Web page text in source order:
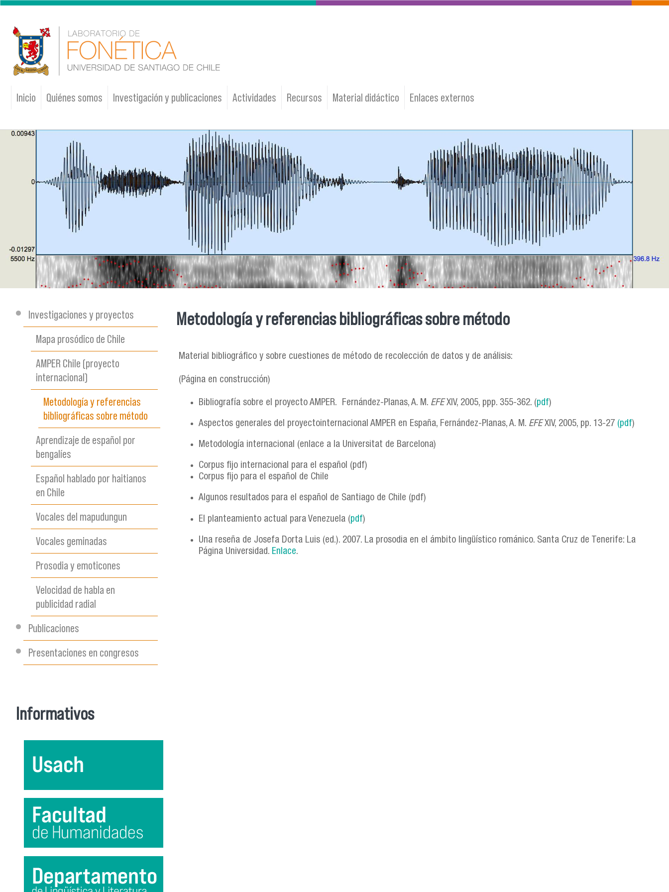
Pasar al contenido principal
Inicio Quiénes somos Investigación y publicaciones Actividades Recursos Material didáctico Enlaces externos
Investigaciones y proyectos
Mapa prosódico de Chile
AMPER Chile (proyecto
internacional)
Metodología y referencias
bibliográficas sobre método
Aprendizaje de español por
bengalíes
Español hablado por haitianos
en Chile
Vocales del mapudungun
Vocales geminadas
Prosodia y emoticones
Velocidad de habla en
publicidad radial
Publicaciones
Presentaciones en congresos
Informativos
Se encuentra usted aquí
Metodología y referencias bibliográficas sobre método
Material bibliográfico y sobre cuestiones de método de recolección de datos y de análisis:
(Página en construcción)
Bibliografía sobre el proyecto AMPER. Fernández-Planas, A. M. EFE XIV, 2005, ppp. 355-362. (pdf)
Aspectos generales del proyectointernacional AMPER en España, Fernández-Planas, A. M. EFEXIV, 2005, pp. 13-27 (pdf)
Metodología internacional (enlace a la Universitat de Barcelona)
Corpus fijo internacional para el español (pdf)
Corpus fijo para el español de Chile
Algunos resultados para el español de Santiago de Chile (pdf)
El planteamiento actual para Venezuela (pdf)
Una reseña de Josefa Dorta Luis (ed.). 2007. La prosodia en el ámbito lingüístico románico. Santa Cruz de Tenerife: La
Página Universidad. Enlace.